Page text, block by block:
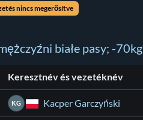
nincs megerősítve
białe pasy; -70kg
Keresztnév és vezetéknév
KG Kacper Garczyński